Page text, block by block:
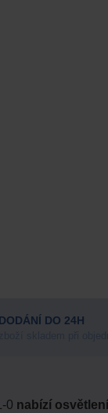
DODÁNÍ DO 24H
0 nabízí